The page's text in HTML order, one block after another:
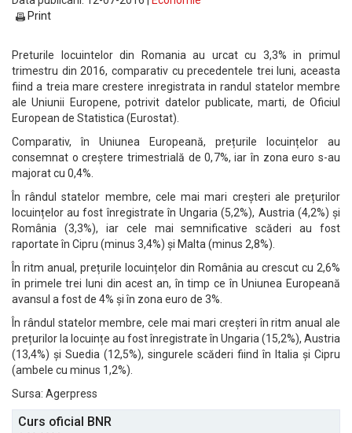
Print
Preturile locuintelor din Romania au urcat cu 3,3% in primul
trimestru din 2016, comparativ cu precedentele trei luni, aceasta
fiind a treia mare crestere inregistrata in randul statelor membre
ale Uniunii Europene, potrivit datelor publicate, marti, de Oficiul
European de Statistica (Eurostat).
Comparativ, în Uniunea Europeană, prețurile locuințelor au
consemnat o creștere trimestrială de 0,7%, iar în zona euro s-au
majorat cu 0,4%.
În rândul statelor membre, cele mai mari creșteri ale prețurilor
locuințelor au fost înregistrate în Ungaria (5,2%), Austria (4,2%) și
România (3,3%), iar cele mai semnificative scăderi au fost
raportate în Cipru (minus 3,4%) și Malta (minus 2,8%).
În ritm anual, prețurile locuințelor din România au crescut cu 2,6%
în primele trei luni din acest an, în timp ce în Uniunea Europeană
avansul a fost de 4% și în zona euro de 3%.
În rândul statelor membre, cele mai mari creșteri în ritm anual ale
prețurilor la locuințe au fost înregistrate în Ungaria (15,2%), Austria
(13,4%) și Suedia (12,5%), singurele scăderi fiind în Italia și Cipru
(ambele cu minus 1,2%).
Sursa: Agerpress
Curs oficial BNR